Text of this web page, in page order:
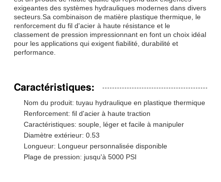
exigeantes des systèmes hydrauliques modernes dans divers
secteurs.Sa combinaison de matière plastique thermique, le
renforcement du fil d'acier à haute résistance et le
classement de pression impressionnant en font un choix idéal
pour les applications qui exigent fiabilité, durabilité et
performance.
Caractéristiques:
Nom du produit: tuyau hydraulique en plastique thermique
Renforcement: fil d'acier à haute traction
Caractéristiques: souple, léger et facile à manipuler
Diamètre extérieur: 0.53
Longueur: Longueur personnalisée disponible
Plage de pression: jusqu'à 5000 PSI